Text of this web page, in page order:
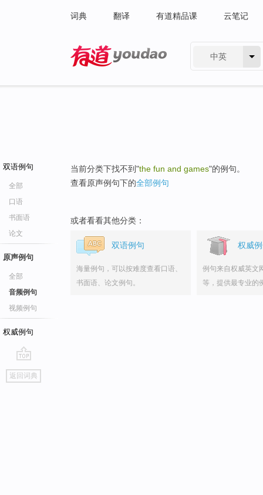
词典 翻译 有道精品课 云笔记
中英
双语例句
全部
口语
书面语
论文
原声例句
全部
音频例句
视频例句
权威例句
go
top
返回词典
当前分类下找不到"the fun and games"的例句。
查看原声例句下的全部例句
或者看看其他分类：
双语例句
海量例句，可以按难度查看口语、
书面语、论文例句。
权威
例句来自权威英文
等，提供最专业的